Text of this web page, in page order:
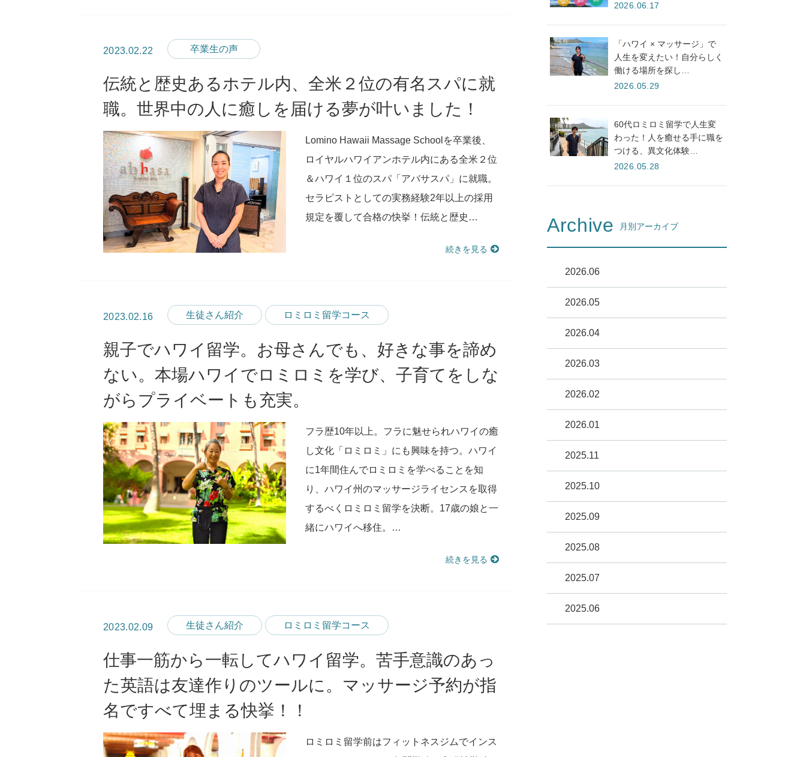
2023.02.22 卒業生の声
伝統と歴史あるホテル内、全米２位の有名スパに就
職。世界中の人に癒しを届ける夢が叶いました！
Lomino Hawaii Massage Schoolを卒業後、
ロイヤルハワイアンホテル内にある全米２位
＆ハワイ１位のスパ「アバサスパ」に就職。
セラピストとしての実務経験2年以上の採用
規定を覆して合格の快挙！伝統と歴史…
続きを見る
2023.02.16 生徒さん紹介 ロミロミ留学コース
親子でハワイ留学。お母さんでも、好きな事を諦め
ない。本場ハワイでロミロミを学び、子育てをしな
がらプライベートも充実。
フラ歴10年以上。フラに魅せられハワイの癒
し文化「ロミロミ」にも興味を持つ。ハワイ
に1年間住んでロミロミを学べることを知
り、ハワイ州のマッサージライセンスを取得
するべくロミロミ留学を決断。17歳の娘と一
緒にハワイへ移住。…
続きを見る
2023.02.09 生徒さん紹介 ロミロミ留学コース
仕事一筋から一転してハワイ留学。苦手意識のあっ
た英語は友達作りのツールに。マッサージ予約が指
名ですべて埋まる快挙！！
ロミロミ留学前はフィットネスジムでインス
2026.06.17
「ハワイ × マッサージ」で
人生を変えたい！自分らしく
働ける場所を探し…
2026.05.29
60代ロミロミ留学で人生変
わった！人を癒せる手に職を
つける、異文化体験…
2026.05.28
Archive 月別アーカイブ
2026.06
2026.05
2026.04
2026.03
2026.02
2026.01
2025.11
2025.10
2025.09
2025.08
2025.07
2025.06